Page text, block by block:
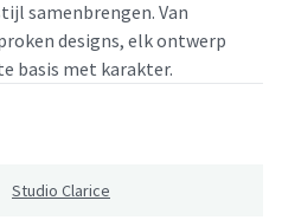
samenbrengen. Van
designs, elk ontwerp
basis met karakter.
Studio Clarice